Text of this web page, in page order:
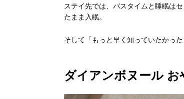
ステイ先では、バスタイムと睡眠は
たまま入眠。
そして「もっと早く知っていたかった
ダイアンボヌール お